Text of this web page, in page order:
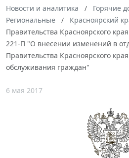
Новости и аналитика
Горячие
Региональные
Красноярский
Правительства Красноярского
221-П "О внесении изменений в
Правительства Красноярского
обслуживания граждан"
6 мая 2017